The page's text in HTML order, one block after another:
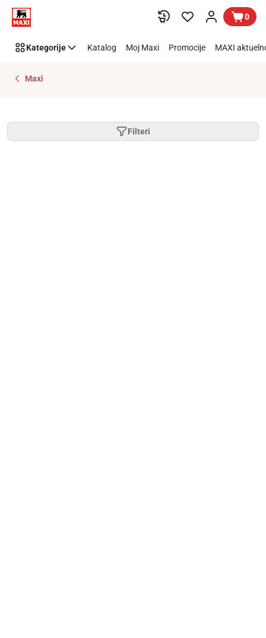
Preskoči link 0
Kategorije Katalog Moj Maxi Promocije MAXI
Maxi
Filteri